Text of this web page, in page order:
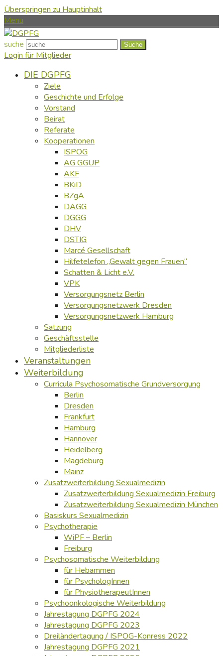
Überspringen zu Hauptinhalt
Menu
suche Suche
Login für Mitglieder
DIE DGPFG
Ziele
Geschichte und Erfolge
Vorstand
Beirat
Referate
Kooperationen
ISPOG
AG GGUP
AKF
BKiD
BZgA
DAGG
DGGG
DHV
DSTIG
Marcé Gesellschaft
Hilfetelefon „Gewalt gegen Frauen“
Schatten & Licht e.V.
VPK
Versorgungsnetz Berlin
Versorgungsnetzwerk Dresden
Versorgungsnetzwerk Hamburg
Satzung
Geschäftsstelle
Mitgliederliste
Veranstaltungen
Weiterbildung
Curricula Psychosomatische Grundversorgung
Berlin
Dresden
Frankfurt
Hamburg
Hannover
Heidelberg
Magdeburg
Mainz
Zusatzweiterbildung Sexualmedizin
Zusatzweiterbildung Sexualmedizin Freiburg
Zusatzweiterbildung Sexualmedizin München
Basiskurs Sexualmedizin
Psychotherapie
WiPF – Berlin
Freiburg
Psychosomatische Weiterbildung
für Hebammen
für PsychologInnen
für PhysiotherapeutInnen
Psychoonkologische Weiterbildung
Jahrestagung DGPFG 2024
Jahrestagung DGPFG 2023
Dreiländertagung / ISPOG-Konress 2022
Jahrestagung DGPFG 2021